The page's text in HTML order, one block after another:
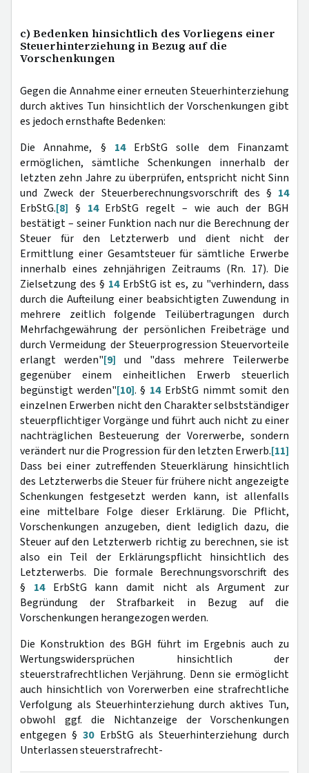
c) Bedenken hinsichtlich des Vorliegens einer
Steuerhinterziehung in Bezug auf die
Vorschenkungen
Gegen die Annahme einer erneuten Steuerhinterziehung
durch aktives Tun hinsichtlich der Vorschenkungen gibt
es jedoch ernsthafte Bedenken:
Die Annahme, § 14ErbStG solle dem Finanzamt
ermöglichen, sämtliche Schenkungen innerhalb der
letzten zehn Jahre zu überprüfen, entspricht nicht Sinn
und Zweck der Steuerberechnungsvorschrift des § 14
ErbStG.[8] § 14ErbStG regelt – wie auch der BGH
bestätigt – seiner Funktion nach nur die Berechnung der
Steuer für den Letzterwerb und dient nicht der
Ermittlung einer Gesamtsteuer für sämtliche Erwerbe
innerhalb eines zehnjährigen Zeitraums (Rn. 17). Die
Zielsetzung des § 14ErbStG ist es, zu "verhindern, dass
durch die Aufteilung einer beabsichtigten Zuwendung in
mehrere zeitlich folgende Teilübertragungen durch
Mehrfachgewährung der persönlichen Freibeträge und
durch Vermeidung der Steuerprogression Steuervorteile
erlangt werden"[9] und "dass mehrere Teilerwerbe
gegenüber einem einheitlichen Erwerb steuerlich
begünstigt werden"[10]. § 14ErbStG nimmt somit den
einzelnen Erwerben nicht den Charakter selbstständiger
steuerpflichtiger Vorgänge und führt auch nicht zu einer
nachträglichen Besteuerung der Vorerwerbe, sondern
verändert nur die Progression für den letzten Erwerb.[11]
Dass bei einer zutreffenden Steuerklärung hinsichtlich
des Letzterwerbs die Steuer für frühere nicht angezeigte
Schenkungen festgesetzt werden kann, ist allenfalls
eine mittelbare Folge dieser Erklärung. Die Pflicht,
Vorschenkungen anzugeben, dient lediglich dazu, die
Steuer auf den Letzterwerb richtig zu berechnen, sie ist
also ein Teil der Erklärungspflicht hinsichtlich des
Letzterwerbs. Die formale Berechnungsvorschrift des
§ 14ErbStG kann damit nicht als Argument zur
Begründung der Strafbarkeit in Bezug auf die
Vorschenkungen herangezogen werden.
Die Konstruktion des BGH führt im Ergebnis auch zu
Wertungswidersprüchen hinsichtlich der
steuerstrafrechtlichen Verjährung. Denn sie ermöglicht
auch hinsichtlich von Vorerwerben eine strafrechtliche
Verfolgung als Steuerhinterziehung durch aktives Tun,
obwohl ggf. die Nichtanzeige der Vorschenkungen
entgegen §30ErbStG als Steuerhinterziehung durch
Unterlassen steuerstrafrecht-